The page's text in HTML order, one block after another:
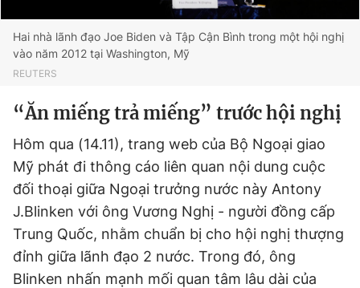
Phó tổng biên tập: Lâm Hiếu Dũng
Tổng thư ký tòa soạn: Đức Trung
© 2003-2026 Bản quyền thuộc về Báo Thanh Niên. Cấm sao
bản. Phát triển bởi ePi Technologies, JSC.
Hai nhà lãnh đạo Joe Biden và Tập Cận Bình trong một hội nghị
vào năm 2012 tại Washington, Mỹ
REUTERS
“Ăn miếng trả miếng” trước hội nghị
Hôm qua (14.11), trang web của Bộ Ngoại giao
Mỹ phát đi thông cáo liên quan nội dung cuộc
đối thoại giữa Ngoại trưởng nước này Antony
J.Blinken với ông Vương Nghị - người đồng cấp
Trung Quốc, nhằm chuẩn bị cho hội nghị thượng
đỉnh giữa lãnh đạo 2 nước. Trong đó, ông
Blinken nhấn mạnh mối quan tâm lâu dài của